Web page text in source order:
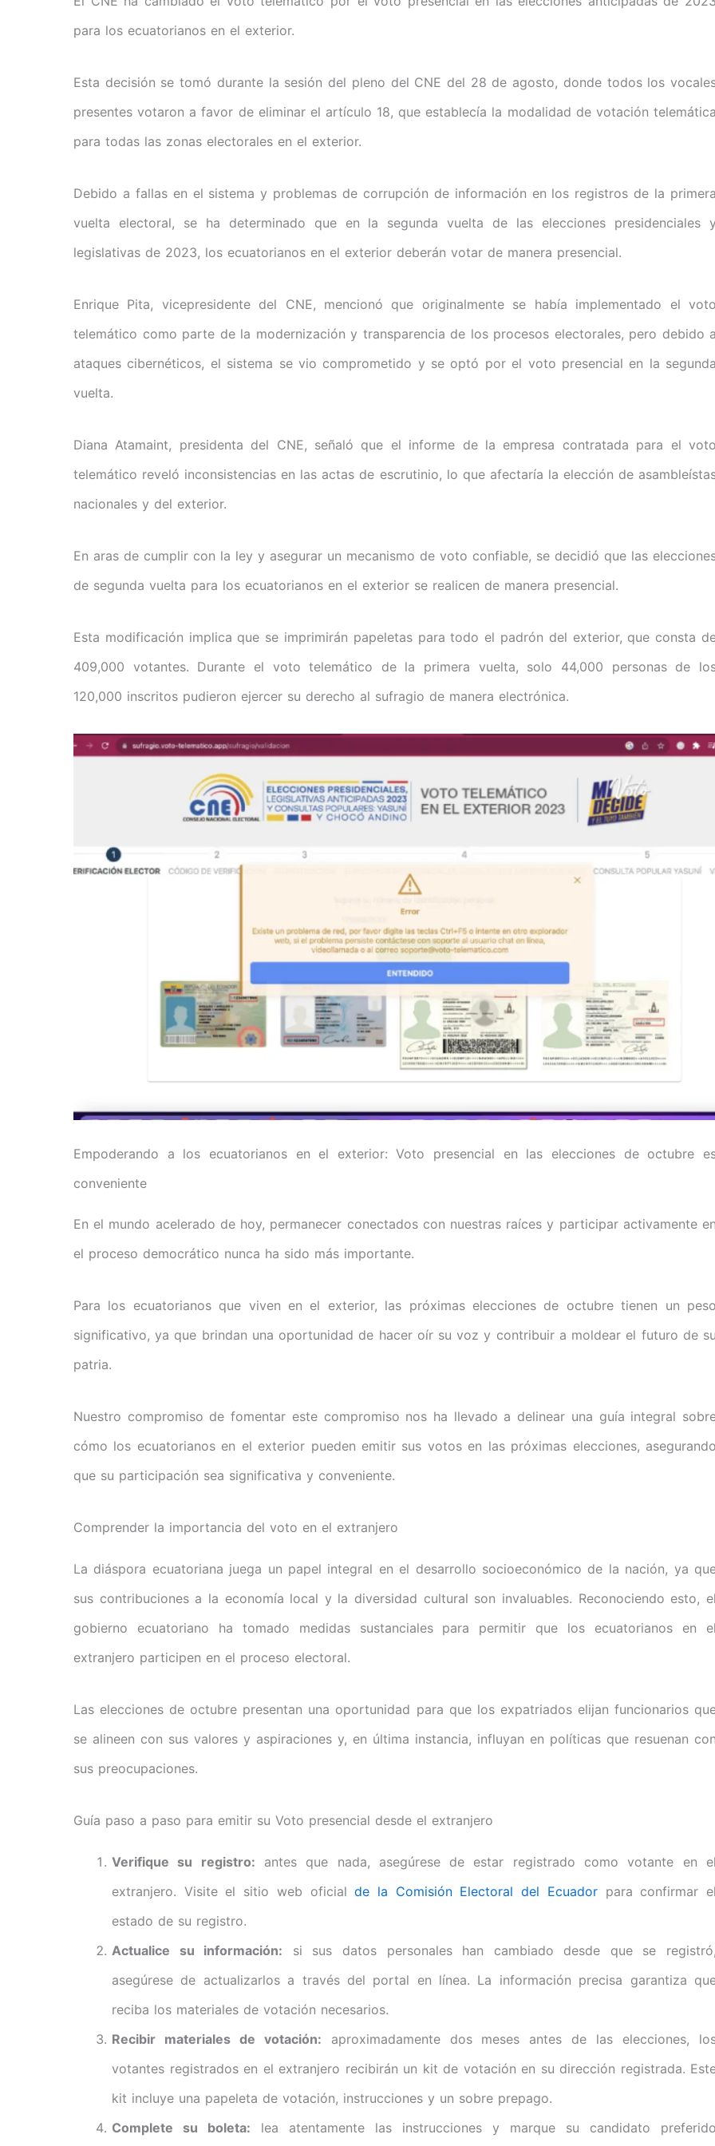
para los ecuatorianos en el exterior.
Esta decisión se tomó durante la sesión del pleno del CNE del 28 de agosto, donde todos los
presentes votaron a favor de eliminar el artículo 18, que establecía la modalidad de votación telemática
para todas las zonas electorales en el exterior.
Debido a fallas en el sistema y problemas de corrupción de información en los registros de la primera
vuelta electoral, se ha determinado que en la segunda vuelta de las elecciones presidenciales y
legislativas de 2023, los ecuatorianos en el exterior deberán votar de manera presencial.
Enrique Pita, vicepresidente del CNE, mencionó que originalmente se había implementado el voto
telemático como parte de la modernización y transparencia de los procesos electorales, pero debido a
ataques cibernéticos, el sistema se vio comprometido y se optó por el voto presencial en la segunda
vuelta.
Diana Atamaint, presidenta del CNE, señaló que el informe de la empresa contratada para el voto
telemático reveló inconsistencias en las actas de escrutinio, lo que afectaría la elección de
nacionales y del exterior.
En aras de cumplir con la ley y asegurar un mecanismo de voto confiable, se decidió que las
de segunda vuelta para los ecuatorianos en el exterior se realicen de manera presencial.
Esta modificación implica que se imprimirán papeletas para todo el padrón del exterior, que consta
409,000 votantes. Durante el voto telemático de la primera vuelta, solo 44,000 personas de
120,000 inscritos pudieron ejercer su derecho al sufragio de manera electrónica.
Empoderando a los ecuatorianos en el exterior: Voto presencial en las elecciones de octubre
conveniente
En el mundo acelerado de hoy, permanecer conectados con nuestras raíces y participar activamente en
el proceso democrático nunca ha sido más importante.
Para los ecuatorianos que viven en el exterior, las próximas elecciones de octubre tienen un peso
significativo, ya que brindan una oportunidad de hacer oír su voz y contribuir a moldear el futuro de su
patria.
Nuestro compromiso de fomentar este compromiso nos ha llevado a delinear una guía integral
cómo los ecuatorianos en el exterior pueden emitir sus votos en las próximas elecciones, asegurando
que su participación sea significativa y conveniente.
Comprender la importancia del voto en el extranjero
La diáspora ecuatoriana juega un papel integral en el desarrollo socioeconómico de la nación, ya
sus contribuciones a la economía local y la diversidad cultural son invaluables. Reconociendo esto, el
gobierno ecuatoriano ha tomado medidas sustanciales para permitir que los ecuatorianos en el
extranjero participen en el proceso electoral.
Las elecciones de octubre presentan una oportunidad para que los expatriados elijan funcionarios
se alineen con sus valores y aspiraciones y, en última instancia, influyan en políticas que resuenan con
sus preocupaciones.
Guía paso a paso para emitir su Voto presencial desde el extranjero
Verifique su registro: antes que nada, asegúrese de estar registrado como votante en el
extranjero. Visite el sitio web oficialde la Comisión Electoral del Ecuadorpara confirmar el
estado de su registro.
Actualice su información: si sus datos personales han cambiado desde que se registró,
asegúrese de actualizarlos a través del portal en línea. La información precisa garantiza
reciba los materiales de votación necesarios.
Recibir materiales de votación: aproximadamente dos meses antes de las elecciones,
votantes registrados en el extranjero recibirán un kit de votación en su dirección registrada.
kit incluye una papeleta de votación, instrucciones y un sobre prepago.
Complete su boleta: lea atentamente las instrucciones y marque su candidato preferido